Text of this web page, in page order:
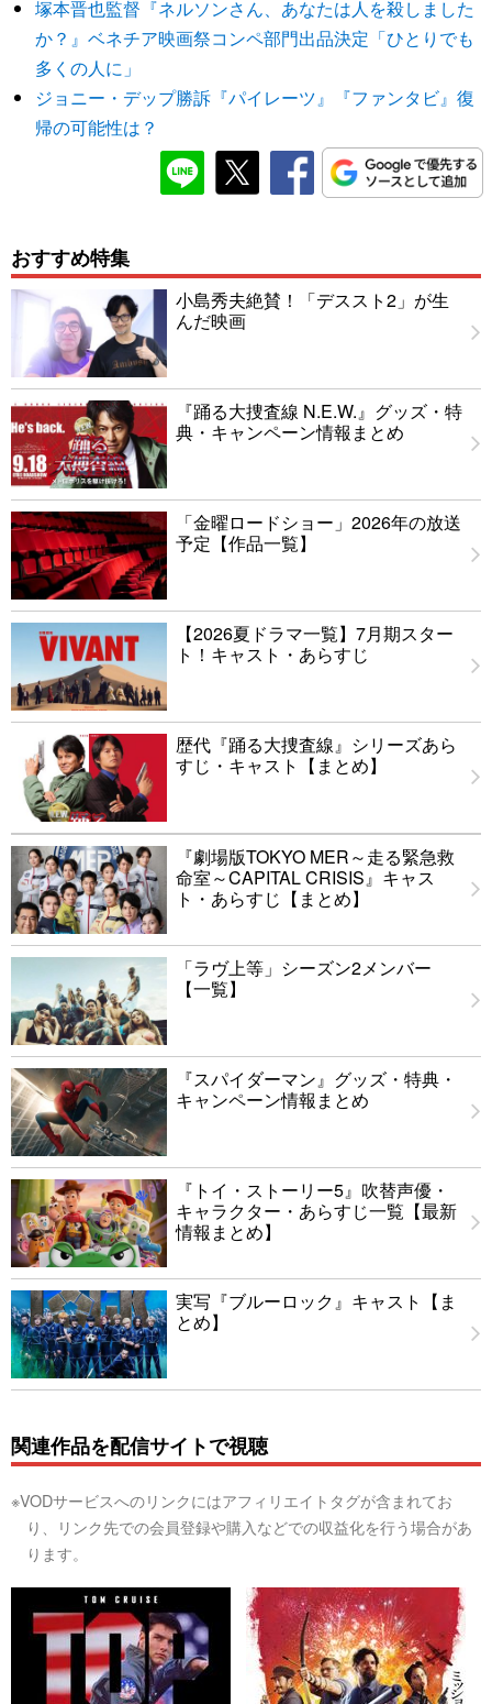
塚本晋也監督『ネルソンさん、あなたは人を殺しました
か？』ベネチア映画祭コンペ部門出品決定「ひとりでも
多くの人に」
ジョニー・デップ勝訴『パイレーツ』『ファンタビ』復
帰の可能性は？
おすすめ特集
小島秀夫絶賛！「デススト2」が生
んだ映画
『踊る大捜査線 N.E.W.』グッズ・特
典・キャンペーン情報まとめ
「金曜ロードショー」2026年の放送
予定【作品一覧】
【2026夏ドラマ一覧】7月期スター
ト！キャスト・あらすじ
歴代『踊る大捜査線』シリーズあら
すじ・キャスト【まとめ】
『劇場版TOKYO MER～走る緊急救
命室～CAPITAL CRISIS』キャス
ト・あらすじ【まとめ】
「ラヴ上等」シーズン2メンバー
【一覧】
『スパイダーマン』グッズ・特典・
キャンペーン情報まとめ
『トイ・ストーリー5』吹替声優・
キャラクター・あらすじ一覧【最新
情報まとめ】
実写『ブルーロック』キャスト【ま
とめ】
関連作品を配信サイトで視聴
※VODサービスへのリンクにはアフィリエイトタグが含まれてお
り、リンク先での会員登録や購入などでの収益化を行う場合があ
ります。